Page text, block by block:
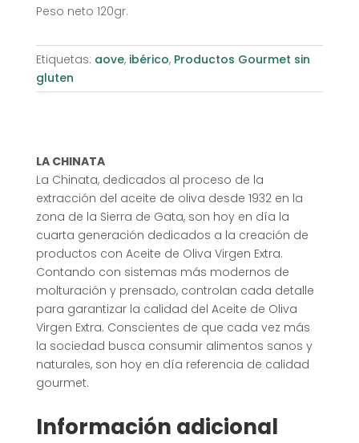
Peso neto 120gr.
Etiquetas: aove, ibérico, Productos Gourmet sin
gluten
LA CHINATA
La Chinata, dedicados al proceso de la
extracción del aceite de oliva desde 1932 en la
zona de la Sierra de Gata, son hoy en día la
cuarta generación dedicados a la creación de
productos con Aceite de Oliva Virgen Extra.
Contando con sistemas más modernos de
molturación y prensado, controlan cada detalle
para garantizar la calidad del Aceite de Oliva
Virgen Extra. Conscientes de que cada vez más
la sociedad busca consumir alimentos sanos y
naturales, son hoy en día referencia de calidad
gourmet.
Información adicional